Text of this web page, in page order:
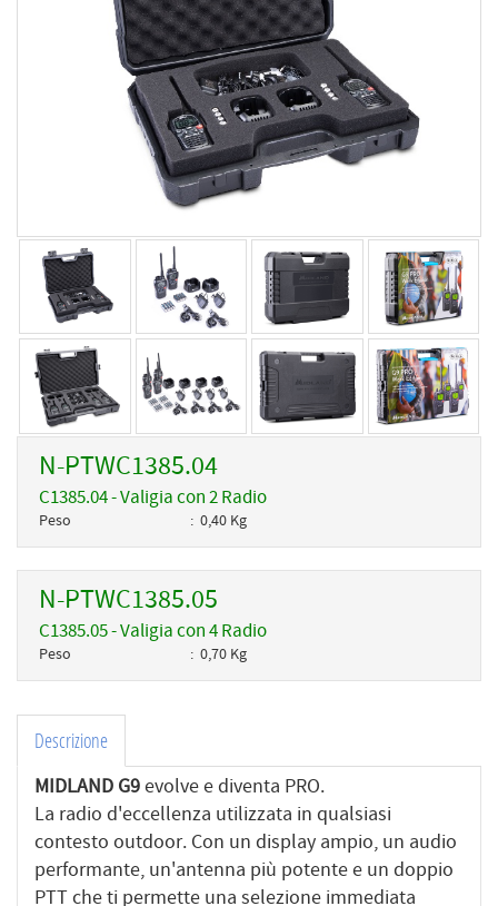
N-PTWC1385.04
C1385.04 - Valigia con 2 Radio
Peso 0,40 Kg
N-PTWC1385.05
C1385.05 - Valigia con 4 Radio
Peso 0,70 Kg
Descrizione
MIDLAND G9evolve e diventa PRO.
La radio d'eccellenza utilizzata in qualsiasi
contesto outdoor. Con un display ampio, un audio
performante, un'antenna più potente e un doppio
PTT che ti permette una selezione immediata